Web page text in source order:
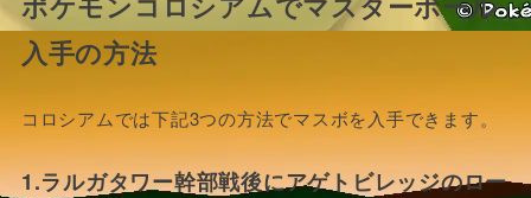
入手の方法
コロシアムでは下記3つの方法でマスボを入手できます。
1.ラルガタワー幹部戦後にアゲトビレッジのロー